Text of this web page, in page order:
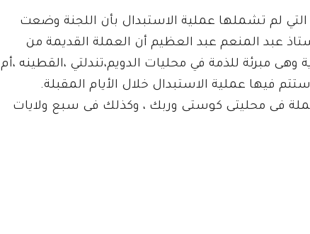
لم تشملها عملية الاستبدال بأن اللجنة وضعت
عبد المنعم عبد العظيم أن العملة القديمة من
مبرئة للذمة في محليات الدويم،تندلتي ،القطينه ،أم
فيها عملية الاستبدال خلال الأيام المقبلة.
فى محليتى كوستى وربك ، وكذلك فى سبع ولايات